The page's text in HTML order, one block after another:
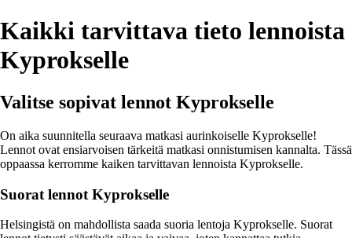
Kaikki tarvittava tieto lennoista
Kyprokselle
Valitse sopivat lennot Kyprokselle
On aika suunnitella seuraava matkasi aurinkoiselle Kyprokselle!
Lennot ovat ensiarvoisen tärkeitä matkasi onnistumisen kannalta. Tässä
oppaassa kerromme kaiken tarvittavan lennoista Kyprokselle.
Suorat lennot Kyprokselle
Helsingistä on mahdollista saada suoria lentoja Kyprokselle. Suorat